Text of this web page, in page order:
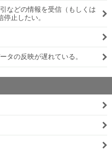
などの情報を受信（もしくは
止したい。
タの反映が遅れている。